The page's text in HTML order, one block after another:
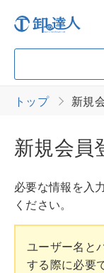
トップ 新規
新規会員
必要な情報を入
ください。
ユーザー名と
する際に必要